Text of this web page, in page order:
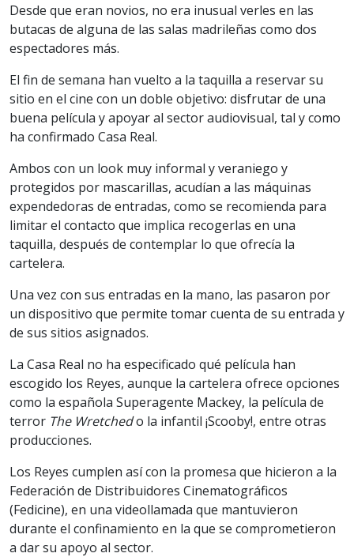
Desde que eran novios, no era inusual verles en las
butacas de alguna de las salas madrileñas como dos
espectadores más.
El fin de semana han vuelto a la taquilla a reservar su
sitio en el cine con un doble objetivo: disfrutar de una
buena película y apoyar al sector audiovisual, tal y como
ha confirmado Casa Real.
Ambos con un look muy informal y veraniego y
protegidos por mascarillas, acudían a las máquinas
expendedoras de entradas, como se recomienda para
limitar el contacto que implica recogerlas en una
taquilla, después de contemplar lo que ofrecía la
cartelera.
Una vez con sus entradas en la mano, las pasaron por
un dispositivo que permite tomar cuenta de su entrada y
de sus sitios asignados.
La Casa Real no ha especificado qué película han
escogido los Reyes, aunque la cartelera ofrece opciones
como la española Superagente Mackey, la película de
terror The Wretchedo la infantil ¡Scooby!, entre otras
producciones.
Los Reyes cumplen así con la promesa que hicieron a la
Federación de Distribuidores Cinematográficos
(Fedicine), en una videollamada que mantuvieron
durante el confinamiento en la que se comprometieron
a dar su apoyo al sector.